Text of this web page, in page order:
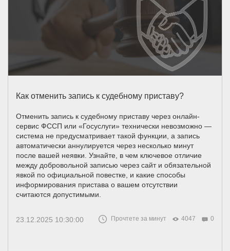
Как отменить запись к судебному приставу?
Отменить запись к судебному приставу через онлайн-
сервис ФССП или «Госуслуги» технически невозможно —
система не предусматривает такой функции, а запись
автоматически аннулируется через несколько минут
после вашей неявки. Узнайте, в чем ключевое отличие
между добровольной записью через сайт и обязательной
явкой по официальной повестке, и какие способы
информирования пристава о вашем отсутствии
считаются допустимыми.
23.12.2025 10:30:00 Прочтете за минут 4047 0